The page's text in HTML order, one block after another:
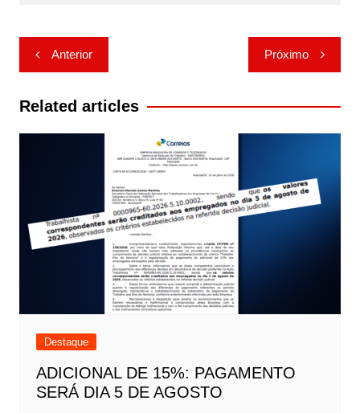
Navegação
de
Post
Anterior Próximo
Related articles
Destaque
ADICIONAL DE 15%: PAGAMENTO
SERÁ DIA 5 DE AGOSTO